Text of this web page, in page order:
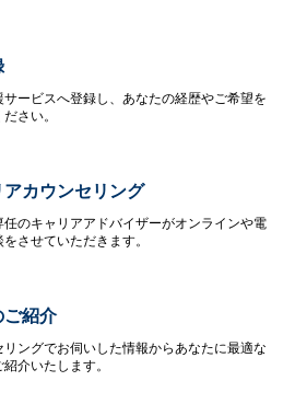
サービスへ登録し、あなたの経歴やご希望を
さい。
アカウンセリング
任のキャリアアドバイザーがオンラインや電
させていただきます。
ご紹介
リングでお伺いした情報からあなたに最適な
介いたします。